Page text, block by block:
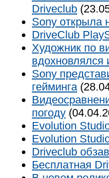
Driveclub
Sony открыла
DriveClub
Художник по
вдохновлялся
Sony
гейминга
погоду
Evolution
Evolution
Driveclub
Бесплатная